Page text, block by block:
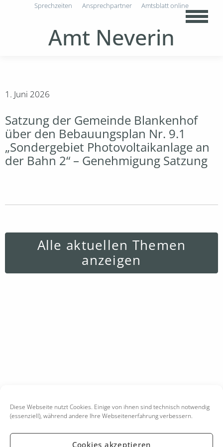
Diese Webseite nutzt Cookies. Einige von ihnen sind technisch notwendig
(essenziell), während andere Ihre Webseitenerfahrung verbessern.
Cookies akzeptieren
Amt Neverin
Sprechzeiten Ansprechpartner Amtsblatt online
1. Juni 2026
Satzung der Gemeinde Blankenhof
über den Bebauungsplan Nr. 9.1
„Sondergebiet Photovoltaikanlage an
der Bahn 2“ – Genehmigung Satzung
Alle aktuellen Themen
anzeigen